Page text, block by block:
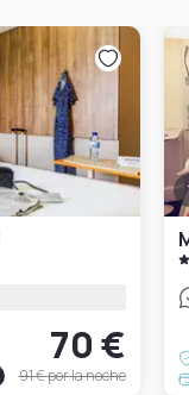
70 €
91 €por la noche